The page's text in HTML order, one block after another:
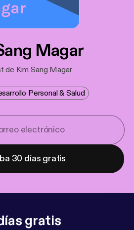
Magar
de Kim Sang Magar
Personal & Salud
30 días gratis
gratis